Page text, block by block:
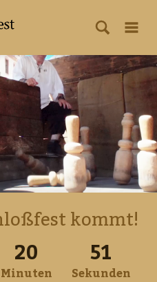
kommt!
20
Minuten
51
Sekunden